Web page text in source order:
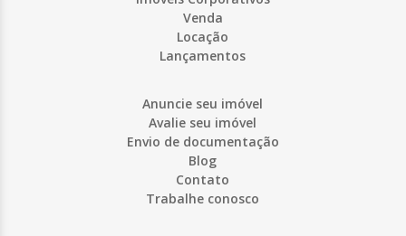
Venda
Locação
Lançamentos
Anuncie seu imóvel
Avalie seu imóvel
Envio de documentação
Blog
Contato
Trabalhe conosco